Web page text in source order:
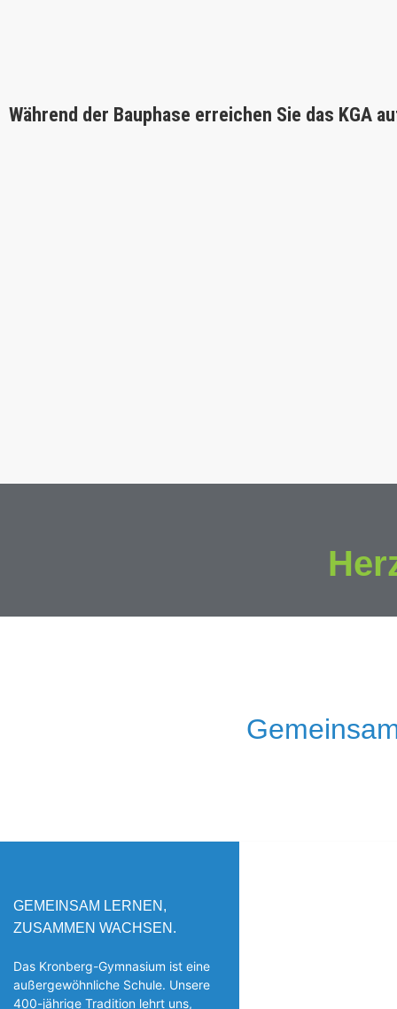
Während der Bauphase erreichen Sie das KGA
GEMEINSAM LERNEN,
ZUSAMMEN WACHSEN.
Das Kronberg-Gymnasium ist eine
außergewöhnliche Schule. Unsere
400-jährige Tradition lehrt uns,